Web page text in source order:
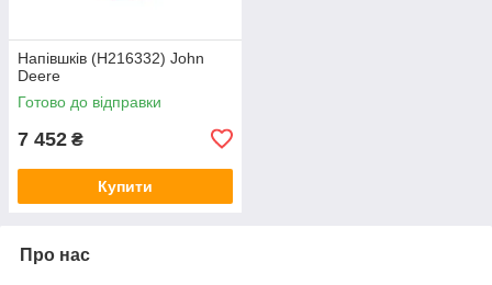
Напівшків (H216332) John
Deere
Готово до відправки
7 452 ₴
Купити
Про нас